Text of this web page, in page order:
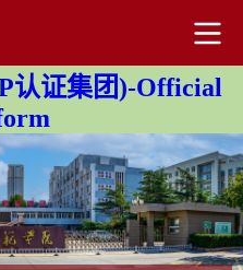
认证集团)-Official